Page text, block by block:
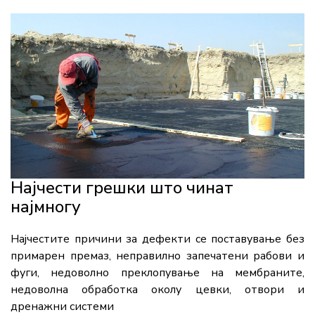
Најчести грешки што чинат
најмногу
Најчестите причини за дефекти се поставување без
примарен премаз, неправилно запечатени рабови и
фуги, недоволно преклопување на мембраните,
недоволна обработка околу цевки, отвори и
дренажни системи